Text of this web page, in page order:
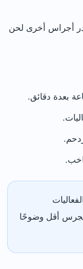
أجراس أخرى لحن
بعدة دقائق.
أقل وضوحًا